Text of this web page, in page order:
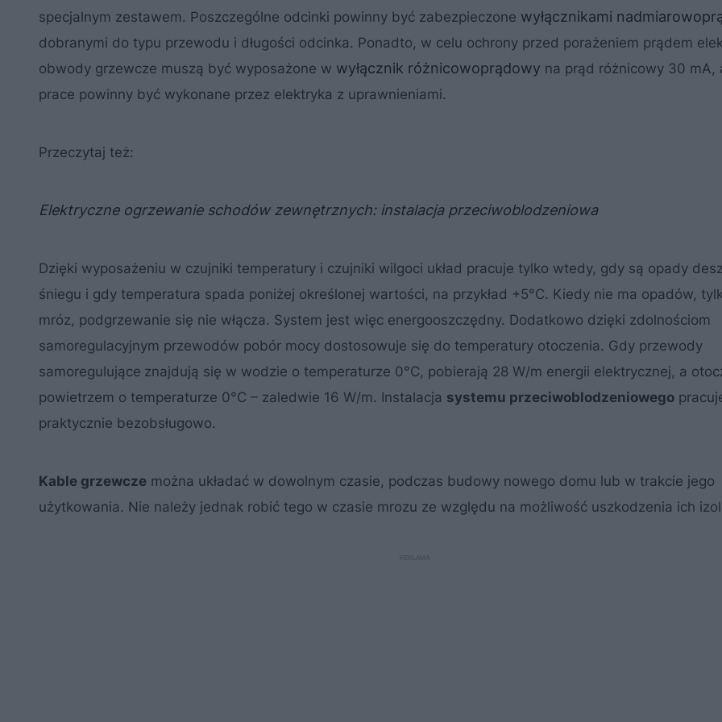
specjalnym zestawem. Poszczególne odcinki powinny być zabezpieczone wyłącznikami
dobranymi do typu przewodu i długości odcinka. Ponadto, w celu ochrony przed porażeniem prądem
obwody grzewcze muszą być wyposażone w wyłącznik różnicowoprądowy na prąd różnicowy 30 mA,
prace powinny być wykonane przez elektryka z uprawnieniami.
Przeczytaj też:
Elektryczne ogrzewanie schodów zewnętrznych: instalacja przeciwoblodzeniowa
Dzięki wyposażeniu w czujniki temperatury i czujniki wilgoci układ pracuje tylko wtedy, gdy są opady
śniegu i gdy temperatura spada poniżej określonej wartości, na przykład +5°C. Kiedy nie ma opadów,
mróz, podgrzewanie się nie włącza. System jest więc energooszczędny. Dodatkowo dzięki zdolnościom
samoregulacyjnym przewodów pobór mocy dostosowuje się do temperatury otoczenia. Gdy przewody
samoregulujące znajdują się w wodzie o temperaturze 0°C, pobierają 28 W/m energii elektrycznej, a
powietrzem o temperaturze 0°C – zaledwie 16 W/m. Instalacja systemu przeciwoblodzeniowego
praktycznie bezobsługowo.
Kable grzewcze można układać w dowolnym czasie, podczas budowy nowego domu lub w trakcie jego
użytkowania. Nie należy jednak robić tego w czasie mrozu ze względu na możliwość uszkodzenia ich